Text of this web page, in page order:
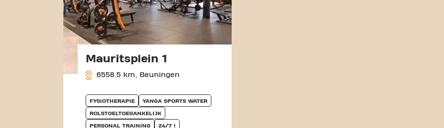
Mauritsplein 1
6558.5 km, Beuningen
FYSIOTHERAPIE YANGA SPORTS WATER
ROLSTOELTOEGANKELIJK
PERSONAL TRAINING 24/7 !